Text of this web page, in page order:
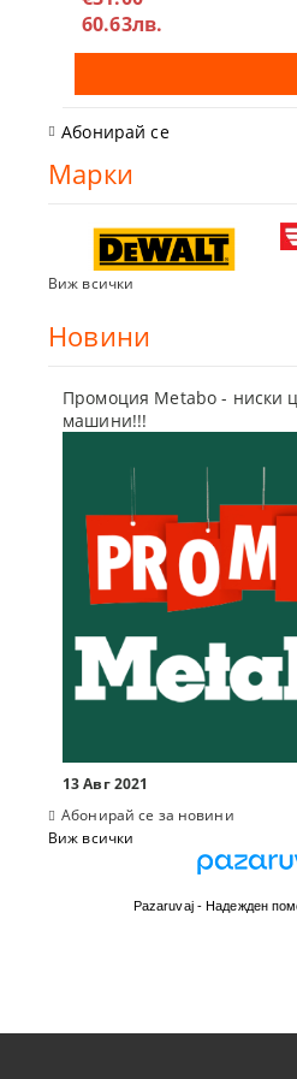
60.63лв.
Абонирай се
Марки
Виж всички
Новини
Промоция Metabo - ниски
машини!!!
13 Авг 2021
Абонирай се за новини
Виж всички
Pazaruvaj - Надежден